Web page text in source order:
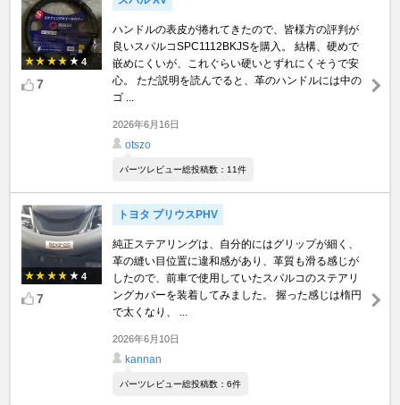
4
7
ハンドルの表皮が捲れてきたので、皆様方の評判が
良いスパルコSPC1112BKJSを購入。 結構、硬めで
嵌めにくいが、これぐらい硬いとずれにくそうで安
心。 ただ説明を読んでると、革のハンドルには中の
ゴ ...
2026年6月16日
otszo
パーツレビュー総投稿数：11件
4
7
トヨタ プリウスPHV
純正ステアリングは、自分的にはグリップが細く、
革の縫い目位置に違和感があり、革質も滑る感じが
したので、前車で使用していたスパルコのステアリ
ングカバーを装着してみました。 握った感じは楕円
で太くなり、 ...
2026年6月10日
kannan
パーツレビュー総投稿数：6件